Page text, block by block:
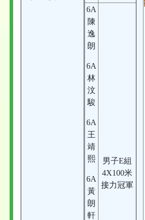
6A
陳
逸
朗
6A
林
汶
駿
6A
王
靖
熙
6A
黃
朗
軒
男子E組
4X100米
接力冠軍